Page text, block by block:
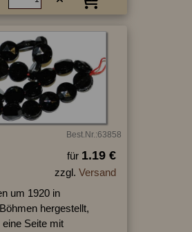
Best.Nr.:63858
für 1.19 €
zzgl. Versand
um 1920 in
hergestellt,
Seite mit